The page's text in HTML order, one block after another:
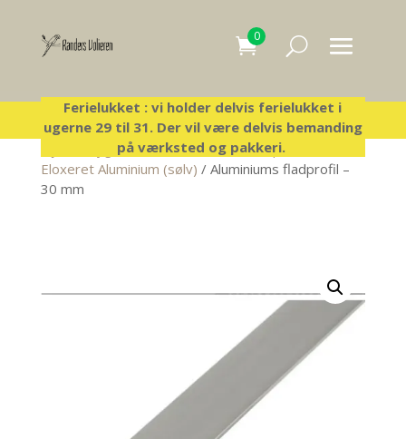
0
Ferielukket : vi holder delvis ferielukket i
ugerne 29 til 31. Der vil være delvis bemanding
på værksted og pakkeri.
Byg-selv-voliere/Aluminiumsprofiler
Eloxeret Aluminium (sølv) / Aluminiums fladprofil –
30 mm